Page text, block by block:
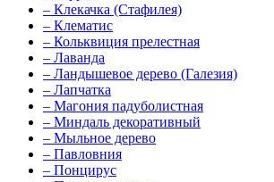
– Клекачка (Стафилея)
– Клематис
– Кольквиция прелестная
– Лаванда
– Ландышевое дерево (Галезия)
– Лапчатка
– Магония падуболистная
– Миндаль декоративный
– Мыльное дерево
– Павловния
– Понцирус